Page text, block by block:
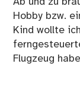
Hobby bzw.
Kind wollte
Flugzeug